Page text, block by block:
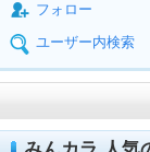
フォロー
ユーザー内検索